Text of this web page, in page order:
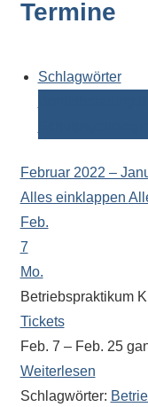
Kontaktdaten,
Zusammensetzung
oder
zur
Ausstattung
der
wir
versuchen
auf
alle
Fragen
Antworten
Termine
Schlagwörter
Februar 2022 –
Alles einklappen
Feb.
7
Mo.
Betriebspraktikum
Tickets
Feb. 7 – Feb. 25
Weiterlesen
Schlagwörter: